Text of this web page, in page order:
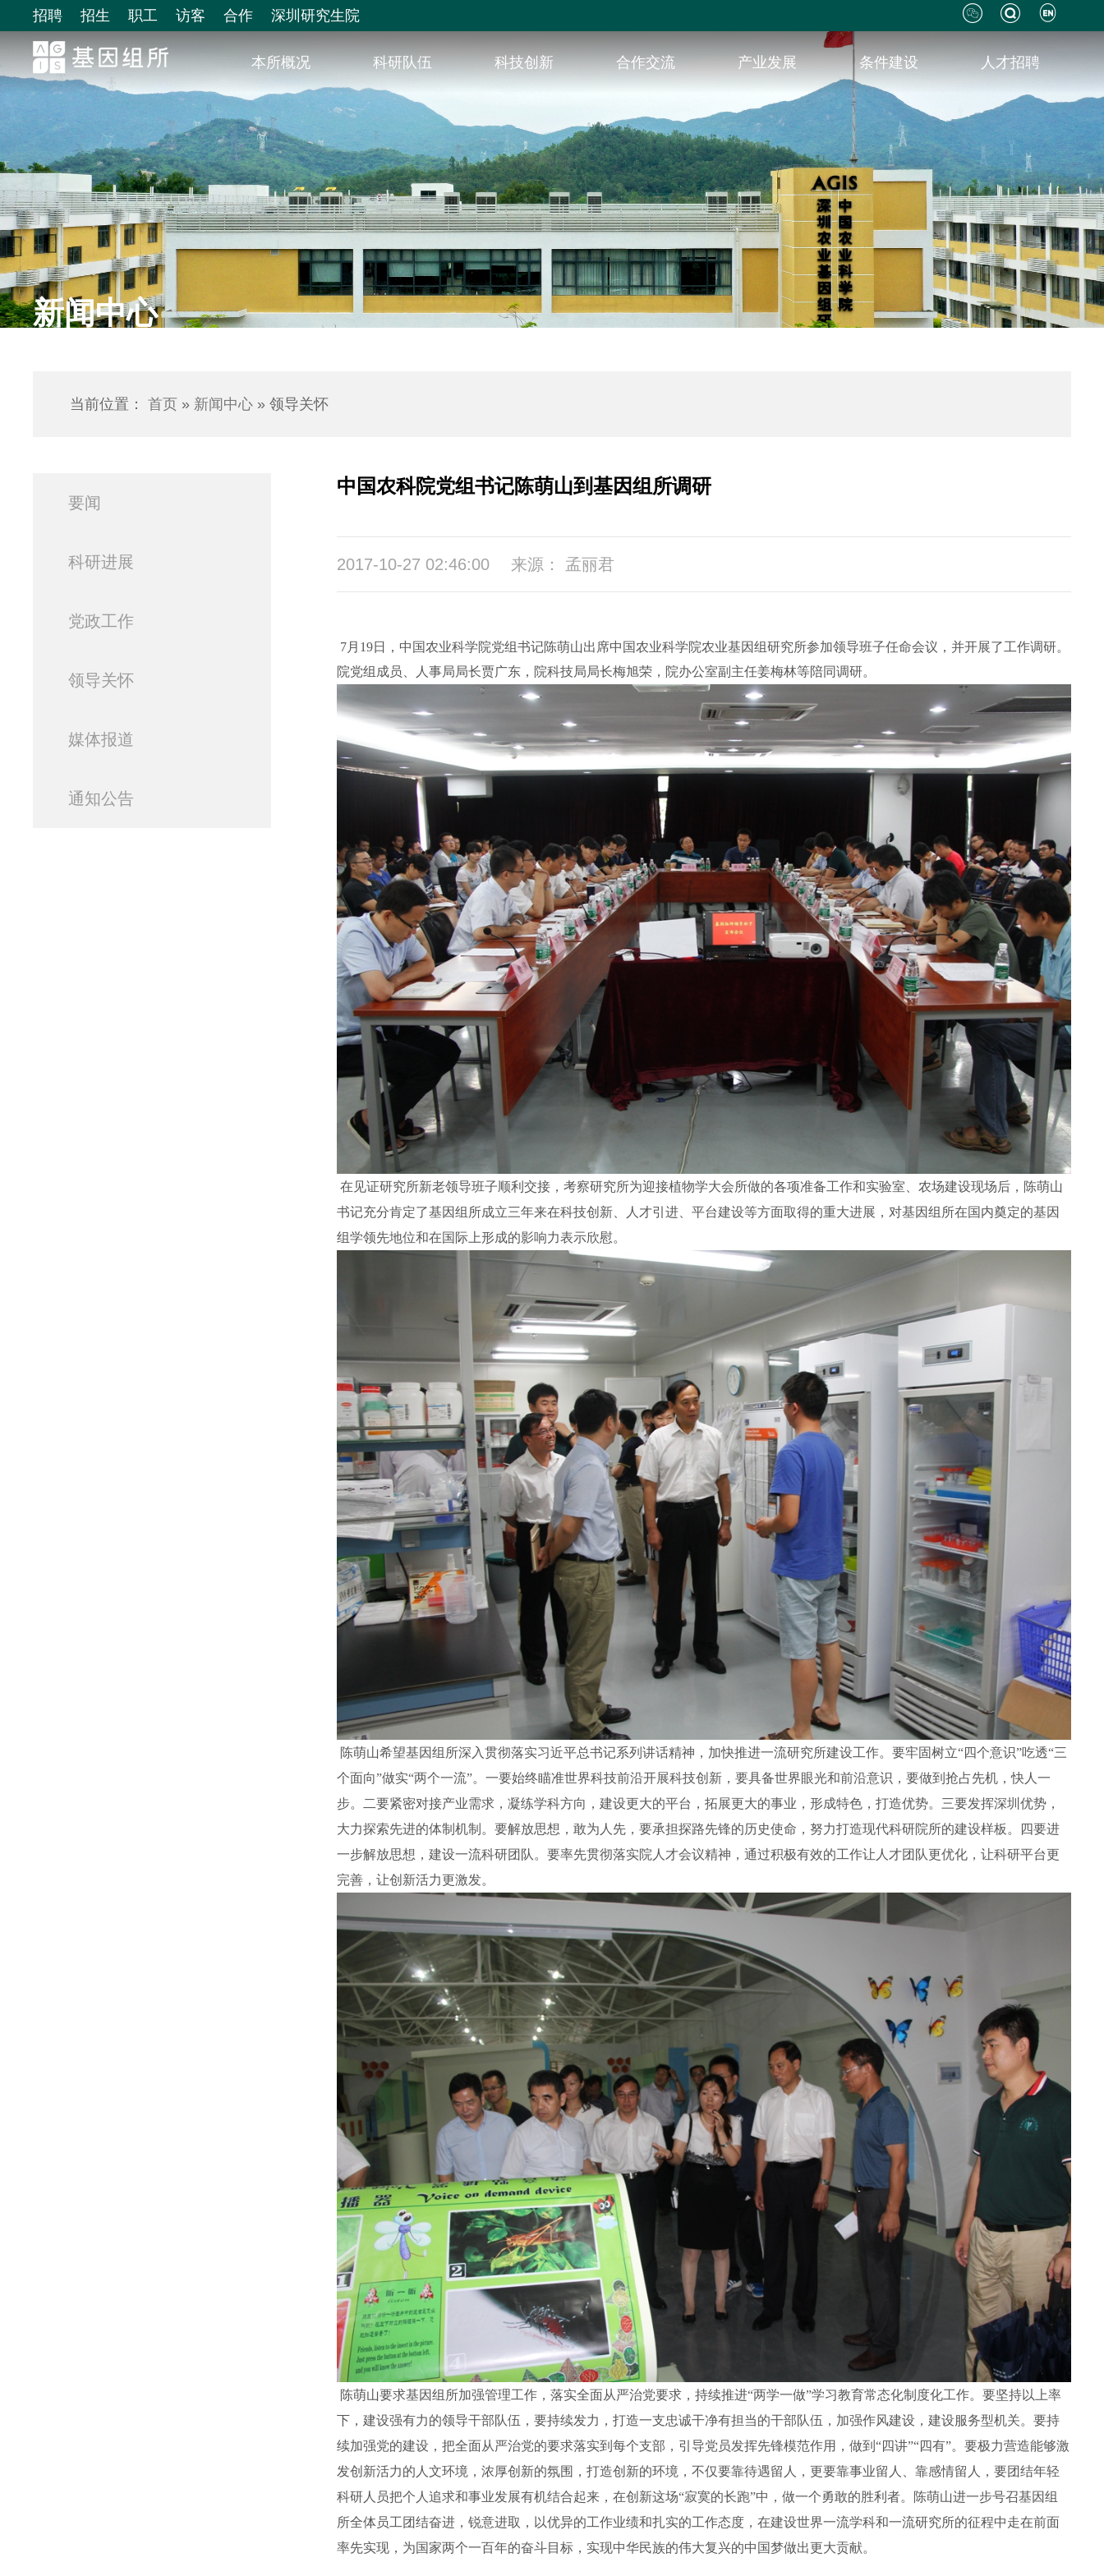
招聘 招生 职工 访客 合作 深圳研究生院
本所概况 科研队伍 科技创新 合作交流 产业发展 条件建设 人才招聘
新闻中心
当前位置： 首页 » 新闻中心 » 领导关怀
要闻
科研进展
党政工作
领导关怀
媒体报道
通知公告
中国农科院党组书记陈萌山到基因组所调研
2017-10-27 02:46:00 来源： 孟丽君
7月19日，中国农业科学院党组书记陈萌山出席中国农业科学院农业基因组研究所参加领导班子任命会议，并开展了工作调研。
院党组成员、人事局局长贾广东，院科技局局长梅旭荣，院办公室副主任姜梅林等陪同调研。
在见证研究所新老领导班子顺利交接，考察研究所为迎接植物学大会所做的各项准备工作和实验室、农场建设现场后，陈萌山
书记充分肯定了基因组所成立三年来在科技创新、人才引进、平台建设等方面取得的重大进展，对基因组所在国内奠定的基因
组学领先地位和在国际上形成的影响力表示欣慰。
陈萌山希望基因组所深入贯彻落实习近平总书记系列讲话精神，加快推进一流研究所建设工作。要牢固树立“四个意识”吃透“三
个面向”做实“两个一流”。一要始终瞄准世界科技前沿开展科技创新，要具备世界眼光和前沿意识，要做到抢占先机，快人一
步。二要紧密对接产业需求，凝练学科方向，建设更大的平台，拓展更大的事业，形成特色，打造优势。三要发挥深圳优势，
大力探索先进的体制机制。要解放思想，敢为人先，要承担探路先锋的历史使命，努力打造现代科研院所的建设样板。四要进
一步解放思想，建设一流科研团队。要率先贯彻落实院人才会议精神，通过积极有效的工作让人才团队更优化，让科研平台更
完善，让创新活力更激发。
陈萌山要求基因组所加强管理工作，落实全面从严治党要求，持续推进“两学一做”学习教育常态化制度化工作。要坚持以上率
下，建设强有力的领导干部队伍，要持续发力，打造一支忠诚干净有担当的干部队伍，加强作风建设，建设服务型机关。要持
续加强党的建设，把全面从严治党的要求落实到每个支部，引导党员发挥先锋模范作用，做到“四讲”“四有”。要极力营造能够激
发创新活力的人文环境，浓厚创新的氛围，打造创新的环境，不仅要靠待遇留人，更要靠事业留人、靠感情留人，要团结年轻
科研人员把个人追求和事业发展有机结合起来，在创新这场“寂寞的长跑”中，做一个勇敢的胜利者。陈萌山进一步号召基因组
所全体员工团结奋进，锐意进取，以优异的工作业绩和扎实的工作态度，在建设世界一流学科和一流研究所的征程中走在前面
率先实现，为国家两个一百年的奋斗目标，实现中华民族的伟大复兴的中国梦做出更大贡献。